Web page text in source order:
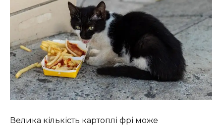
Велика кількість картоплі фрі може